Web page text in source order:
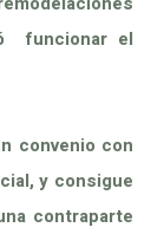
funcionar el
convenio con
y consigue
contraparte